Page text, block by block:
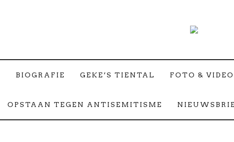
BIOGRAFIE GEKE’S TIENTAL FOTO & VIDEO
OPSTAAN TEGEN ANTISEMITISME